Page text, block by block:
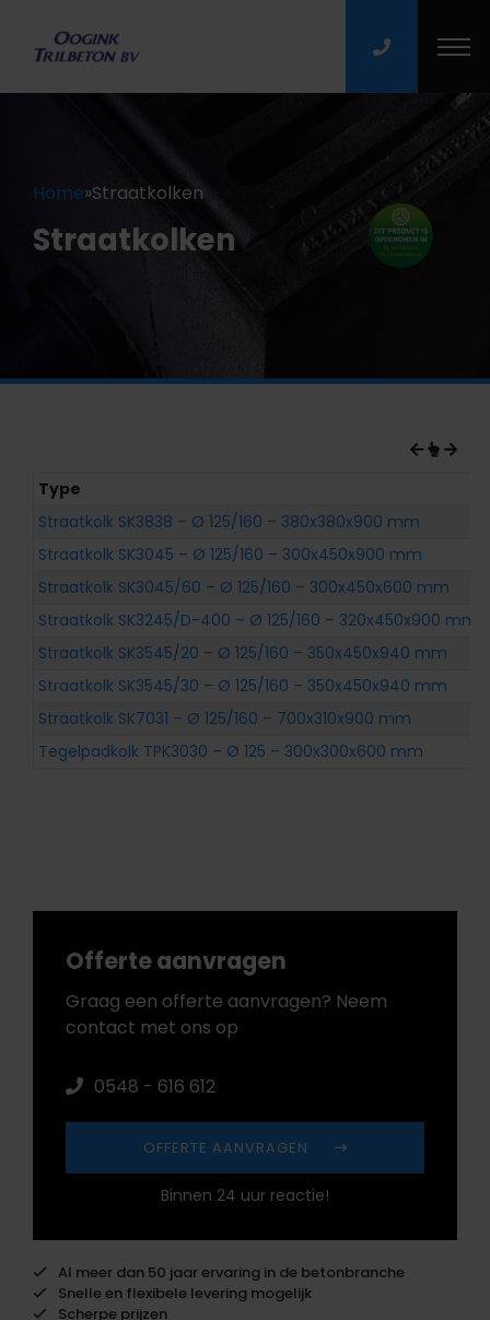
Home»Straatkolken
Straatkolken
Type
Straatkolk SK3838 – Ø 125/160 – 380x380x900 mm
Straatkolk SK3045 – Ø 125/160 – 300x450x900 mm
Straatkolk SK3045/60 – Ø 125/160 – 300x450x600 mm
Straatkolk SK3245/D-400 – Ø 125/160 – 320x450x900 mm
Straatkolk SK3545/20 – Ø 125/160 – 350x450x940 mm
Straatkolk SK3545/30 – Ø 125/160 – 350x450x940 mm
Straatkolk SK7031 – Ø 125/160 – 700x310x900 mm
Tegelpadkolk TPK3030 – Ø 125 – 300x300x600 mm
Offerte aanvragen
Graag een offerte aanvragen? Neem
contact met ons op
0548 - 616 612
OFFERTE AANVRAGEN
Binnen 24 uur reactie!
Al meer dan 50 jaar ervaring in de betonbranche
Snelle en flexibele levering mogelijk
Scherpe prijzen